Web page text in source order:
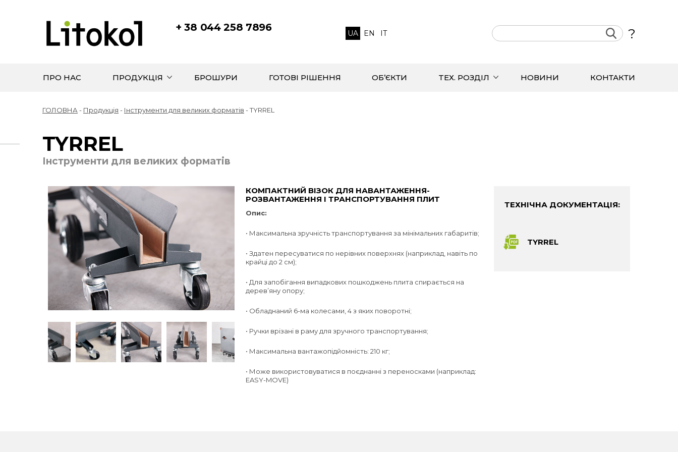
+ 38 044 258 7896
UA EN IT ?
ПРО НАС ПРОДУКЦІЯ БРОШУРИ ГОТОВІ РІШЕННЯ ОБ’ЄКТИ TЕХ. РОЗДІЛ НОВИНИ КОНТАКТИ
ГОЛОВНА - Продукція - Інструменти для великих форматів -TYRREL
TYRREL
Інструменти для великих форматів
КОМПАКТНИЙ ВІЗОК ДЛЯ НАВАНТАЖЕННЯ-
РОЗВАНТАЖЕННЯ І ТРАНСПОРТУВАННЯ ПЛИТ
Опис:
• Максимальна зручність транспортування за мінімальних габаритів;
• Здатен пересуватися по нерівних поверхнях (наприклад, навіть по
крайці до 2 см);
• Для запобігання випадкових пошкоджень плита спирається на
дерев’яну опору;
• Обладнаний 6-ма колесами, 4 з яких поворотні;
• Ручки врізані в раму для зручного транспортування;
• Максимальна вантажопідйомність: 210 кг;
• Може використовуватися в поєднанні з переносками (наприклад:
EASY-MOVE)
ТЕХНІЧНА ДОКУМЕНТАЦІЯ:
TYRREL